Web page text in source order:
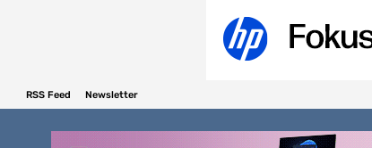
RSS Feed Newsletter